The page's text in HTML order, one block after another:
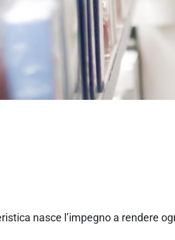
nasce l’impegno a rendere